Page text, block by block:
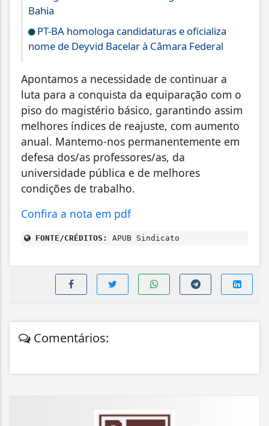
Bahia
PT-BA homologa candidaturas e oficializa
nome de Deyvid Bacelar à Câmara Federal
Apontamos a necessidade de continuar a
luta para a conquista da equiparação com o
piso do magistério básico, garantindo assim
melhores índices de reajuste, com aumento
anual. Mantemo-nos permanentemente em
defesa dos/as professores/as, da
universidade pública e de melhores
condições de trabalho.
Confira a nota em pdf
FONTE/CRÉDITOS: APUB Sindicato
Comentários: